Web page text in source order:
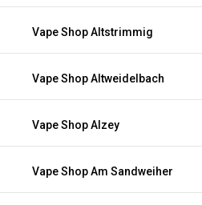
Vape Shop Altstrimmig
Vape Shop Altweidelbach
Vape Shop Alzey
Vape Shop Am Sandweiher